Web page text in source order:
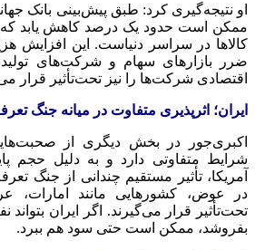
او نتیجه‌گیری کرد: طبق پیش‌بینی بانک
ممکن است حدود یک درصد کاهش یابد که
کالاها در سراسر دنیاست. این افزایش
ضرر بازارهای سهام و شرکت‌های
اقتصادی شرکت‌ها را نیز تحت‌تأثیر قرار
ایران؛ اثرپذیری متفاوت در میانه جنگ
اکبری‌جور در بخش دیگری از
شرایط متفاوتی دارد و به دلیل حجم
آمریکا، تأثیر مستقیم چندانی از جنگ
در عوض، کشورهایی مانند امارات،
تحت‌تأثیر قرار می‌گیرند. اگر ایران
بفروشد، ممکن است حتی سود هم ببرد.